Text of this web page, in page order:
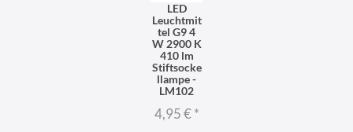
LED
Leuchtmit
tel G9 4
W 2900 K
410 lm
Stiftsocke
llampe -
LM102
4,95 €*